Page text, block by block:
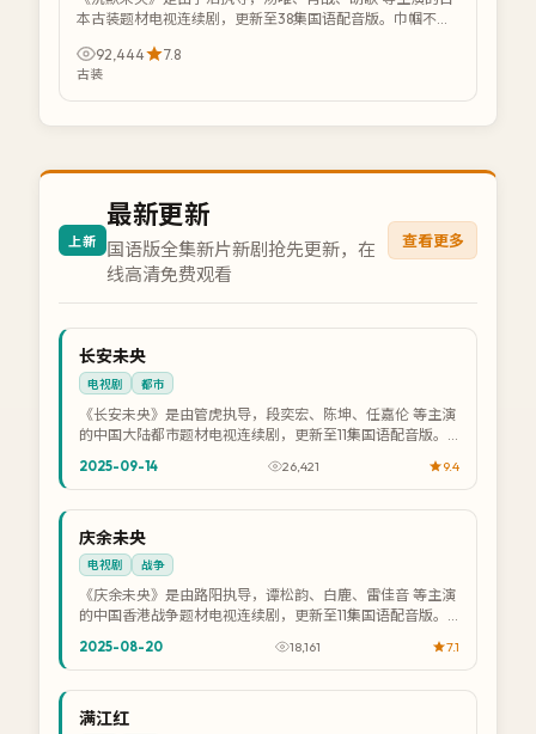
本古装题材电视连续剧，更新至38集国语配音版。巾帼不让
92,444
7.8
古装
上新
最新更新
国语版全集新片新剧抢先更新，在
线高清免费观看
查看更多
中国
长安未央
电视剧 都市
《长安未央》是由管虎执导，段奕宏、陈坤、任嘉伦 等主演
的中国大陆都市题材电视连续剧，更新至11集国语配音版。
2025-09-14 26,421 9.4
中国
庆余未央
电视剧 战争
《庆余未央》是由路阳执导，谭松韵、白鹿、雷佳音 等主演
的中国香港战争题材电视连续剧，更新至11集国语配音版。
2025-08-20 18,161 7.1
中国
满江红